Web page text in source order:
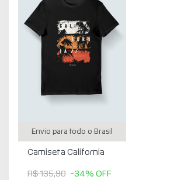
Envio para todo o Brasil
Camiseta California
R$ 135,90 -34% OFF